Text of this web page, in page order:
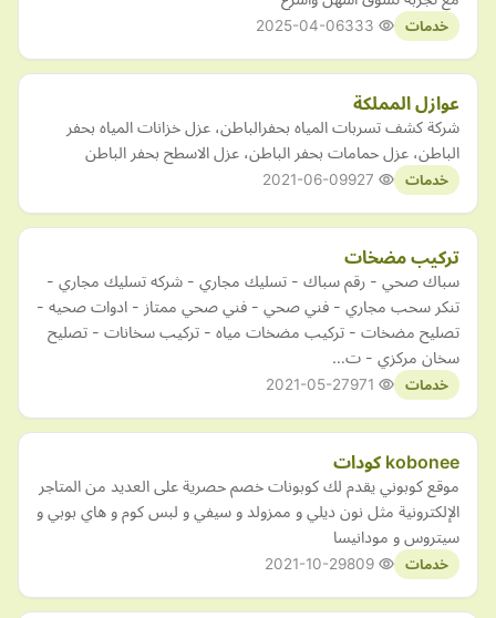
خدمات 2025-04-06
عوازل المملكة
شركة كشف تسربات المياه بحفرالباطن، عزل خزانات المياه بحفر
الباطن، عزل حمامات بحفر الباطن، عزل الاسطح بحفر الباطن
خدمات 2021-06-09
تركيب مضخات
سباك صحي - رقم سباك - تسليك مجاري - شركه تسليك مجاري -
تنكر سحب مجاري - فني صحي - فني صحي ممتاز - ادوات صحيه -
تصليح مضخات - تركيب مضخات مياه - تركيب سخانات - تصليح
سخان مركزي - ت…
خدمات 2021-05-27
kobonee كودات
موقع كوبوني يقدم لك كوبونات خصم حصرية على العديد من المتاجر
الإلكترونية مثل نون ديلي و ممزولد و سيفي و لبس كوم و هاي بوبي و
سيتروس و مودانيسا
خدمات 2021-10-29